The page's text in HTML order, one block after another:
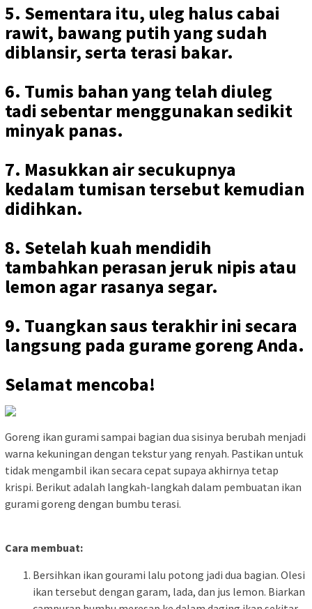
5. Sementara itu, uleg halus cabai
rawit, bawang putih yang sudah
diblansir, serta terasi bakar.
6. Tumis bahan yang telah diuleg
tadi sebentar menggunakan sedikit
minyak panas.
7. Masukkan air secukupnya
kedalam tumisan tersebut kemudian
didihkan.
8. Setelah kuah mendidih
tambahkan perasan jeruk nipis atau
lemon agar rasanya segar.
9. Tuangkan saus terakhir ini secara
langsung pada gurame goreng Anda.
Selamat mencoba!
Goreng ikan gurami sampai bagian dua sisinya berubah menjadi
warna kekuningan dengan tekstur yang renyah. Pastikan untuk
tidak mengambil ikan secara cepat supaya akhirnya tetap
krispi. Berikut adalah langkah-langkah dalam pembuatan ikan
gurami goreng dengan bumbu terasi.
Cara membuat:
Bersihkan ikan gourami lalu potong jadi dua bagian. Olesi
ikan tersebut dengan garam, lada, dan jus lemon. Biarkan